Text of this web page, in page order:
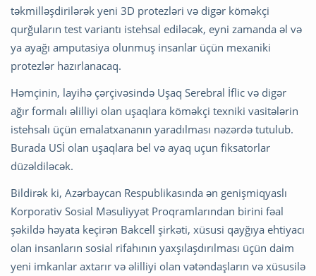
təkmilləşdirilərək yeni 3D protezləri və digər köməkçi
qurğuların test variantı istehsal ediləcək, eyni zamanda əl və
ya ayağı amputasiya olunmuş insanlar üçün mexaniki
protezlər hazırlanacaq.
Həmçinin, layihə çərçivəsində Uşaq Serebral İflic və digər
ağır formalı əlilliyi olan uşaqlara köməkçi texniki vasitələrin
istehsalı üçün emalatxananın yaradılması nəzərdə tutulub.
Burada USİ olan uşaqlara bel və ayaq uçun fiksatorlar
düzəldiləcək.
Bildirək ki, Azərbaycan Respublikasında ən genişmiqyaslı
Korporativ Sosial Məsuliyyət Proqramlarından birini fəal
şəkildə həyata keçirən Bakcell şirkəti, xüsusi qayğıya ehtiyacı
olan insanların sosial rifahının yaxşılaşdırılması üçün daim
yeni imkanlar axtarır və əlilliyi olan vətəndaşların və xüsusilə